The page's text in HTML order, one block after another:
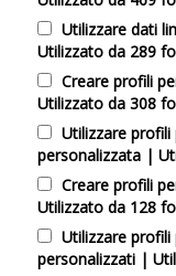
Utilizzare dati
Utilizzato da 289
Creare profili
Utilizzato da 308
Utilizzare profili
personalizzata |
Creare profili
Utilizzato da 128
Utilizzare
personalizzati |